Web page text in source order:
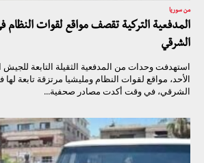
من سوريا
المدفعية التركية تقصف مواقع لقوات
الشرقي
استهدفت وحدات من المدفعية الثقيلة التابعة
الأحد، مواقع لقوات النظام ومليشيا مرتزقة تابعة
الشرقي، في وقت أكدت مصادر صحفية...